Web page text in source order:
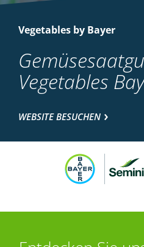
Vegetables by Bayer
Vegetables
WEBSITE BESUCHEN